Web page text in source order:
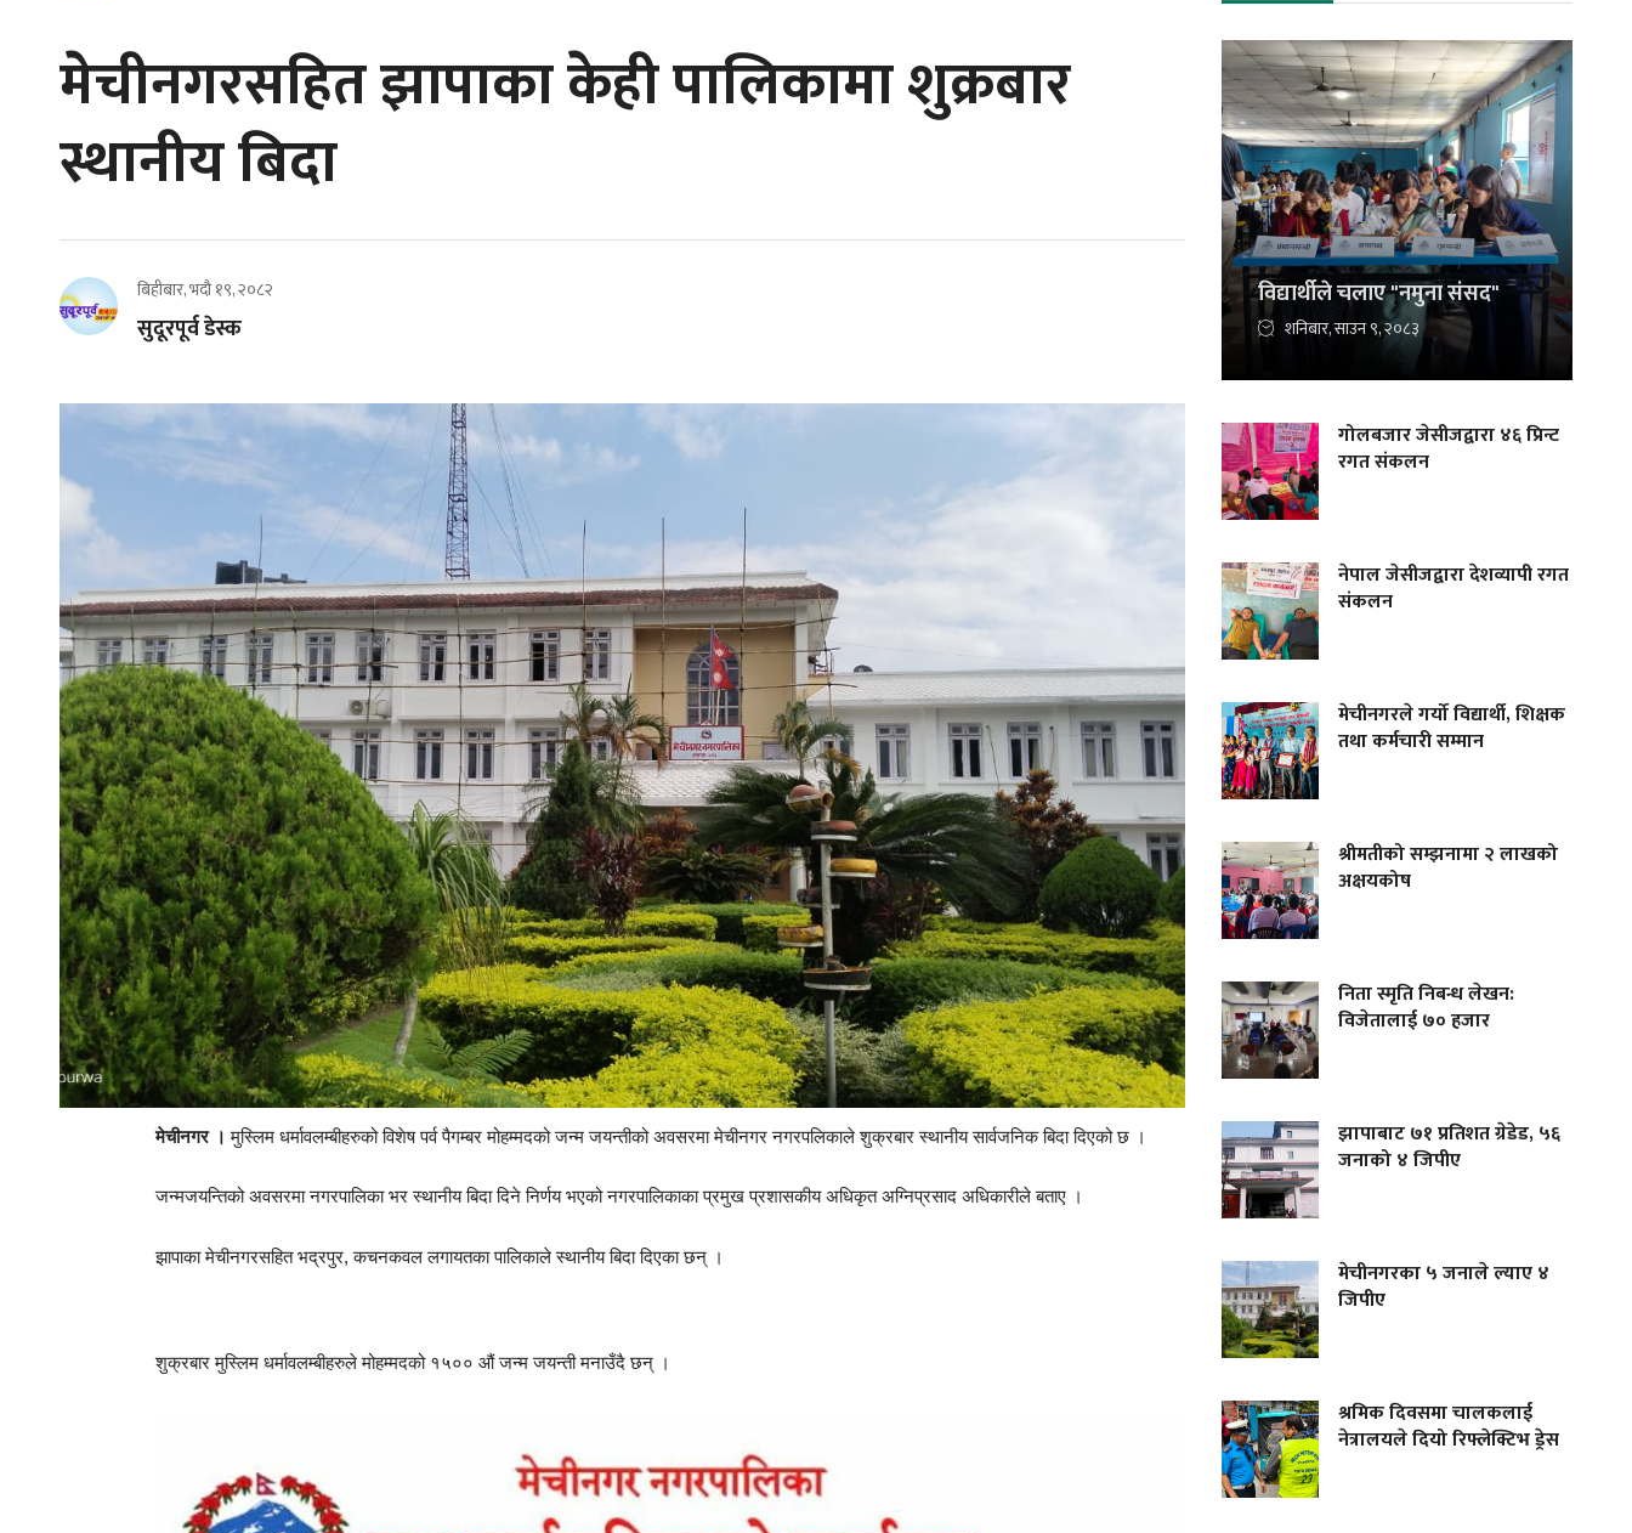
मेचीनगरसहित झापाका केही पालिकामा शुक्रबार
स्थानीय बिदा
बिहीबार, भदौ १९, २०८२
सुदूरपूर्व डेस्क
मेचीनगर ।मुस्लिम धर्मावलम्बीहरुको विशेष पर्व पैगम्बर मोहम्मदको जन्म जयन्तीको अवसरमा मेचीनगर नगरपलिकाले शुक्रबार स्थानीय सार्वजनिक बिदा दिएको छ ।
जन्मजयन्तिको अवसरमा नगरपालिका भर स्थानीय बिदा दिने निर्णय भएको नगरपालिकाका प्रमुख प्रशासकीय अधिकृत अग्निप्रसाद अधिकारीले बताए ।
झापाका मेचीनगरसहित भद्रपुर, कचनकवल लगायतका पालिकाले स्थानीय बिदा दिएका छन् ।
शुक्रबार मुस्लिम धर्मावलम्बीहरुले मोहम्मदको १५०० औं जन्म जयन्ती मनाउँदै छन् ।
विद्यार्थीले चलाए "नमुना संसद"
शनिबार, साउन ९, २०८३
गोलबजार जेसीजद्वारा ४६ प्रिन्ट
रगत संकलन
नेपाल जेसीजद्वारा देशव्यापी रगत
संकलन
मेचीनगरले गर्यो विद्यार्थी, शिक्षक
तथा कर्मचारी सम्मान
श्रीमतीको सम्झनामा २ लाखको
अक्षयकोष
निता स्मृति निबन्ध लेखन:
विजेतालाई ७० हजार
झापाबाट ७१ प्रतिशत ग्रेडेड, ५६
जनाको ४ जिपीए
मेचीनगरका ५ जनाले ल्याए ४
जिपीए
श्रमिक दिवसमा चालकलाई
नेत्रालयले दियो रिफ्लेक्टिभ ड्रेस